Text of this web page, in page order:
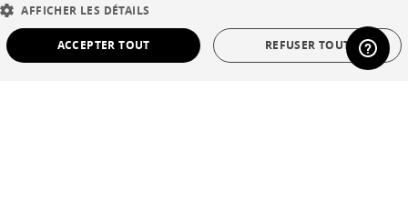
Points de vente
Garanties et SAV
SPANISH
AFFICHER LES DÉTAILS
ACCEPTER TOUT REFUSER TOUT